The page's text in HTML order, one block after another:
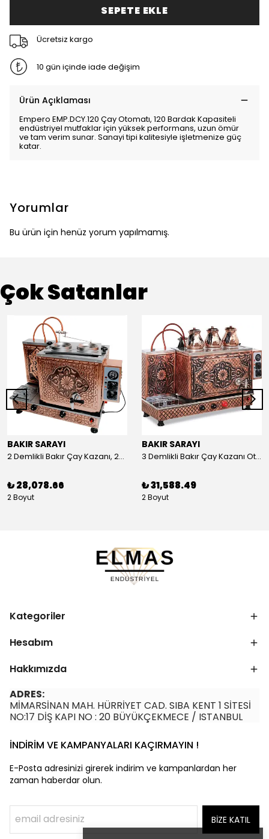
SEPETE EKLE
Ücretsiz kargo
10 gün içinde iade değişim
Ürün Açıklaması
Empero EMP.DCY.120 Çay Otomatı, 120 Bardak Kapasiteli
endüstriyel mutfaklar için yüksek performans, uzun ömür
ve tam verim sunar. Sanayi tipi kalitesiyle işletmenize güç
katar.
Yorumlar
Bu ürün için henüz yorum yapılmamış.
Çok Satanlar
BAKIR SARAYI
2 Demlikli Bakır Çay Kazanı, 25 Litre
₺ 28,078.66
2 Boyut
BAKIR SARAYI
3 Demlikli Bakır Çay Kazanı Otomatik, 30 Litre
₺ 31,588.49
2 Boyut
Kategoriler
Hesabım
Hakkımızda
ADRES:
MİMARSİNAN MAH. HÜRRİYET CAD. SIBA KENT 1 SİTESİ
NO:17 DİŞ KAPI NO : 20 BÜYÜKÇEKMECE / ISTANBUL
İNDİRİM VE KAMPANYALARI KAÇIRMAYIN !
E-Posta adresinizi girerek indirim ve kampanlardan her
zaman haberdar olun.
BİZE KATIL